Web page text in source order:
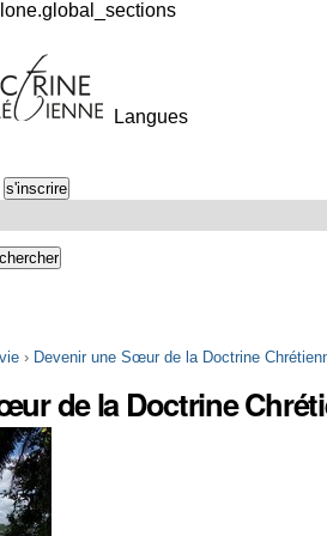
Langues
› Devenir une Sœur de la Doctrine
de la Doctrine